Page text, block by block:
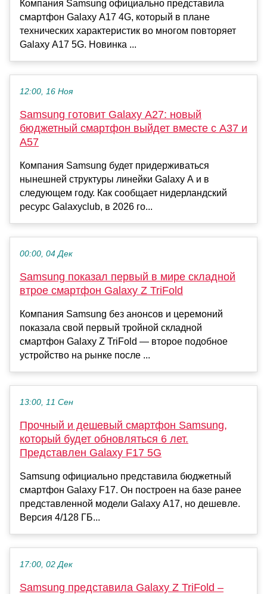
Компания Samsung официально представила
смартфон Galaxy A17 4G, который в плане
технических характеристик во многом повторяет
Galaxy A17 5G. Новинка ...
12:00, 16 Ноя
Samsung готовит Galaxy A27: новый
бюджетный смартфон выйдет вместе с A37 и
A57
Компания Samsung будет придерживаться
нынешней структуры линейки Galaxy A и в
следующем году. Как сообщает нидерландский
ресурс Galaxyclub, в 2026 го...
00:00, 04 Дек
Samsung показал первый в мире складной
втрое смартфон Galaxy Z TriFold
Компания Samsung без анонсов и церемоний
показала свой первый тройной складной
смартфон Galaxy Z TriFold — второе подобное
устройство на рынке после ...
13:00, 11 Сен
Прочный и дешевый смартфон Samsung,
который будет обновляться 6 лет.
Представлен Galaxy F17 5G
Samsung официально представила бюджетный
смартфон Galaxy F17. Он построен на базе ранее
представленной модели Galaxy A17, но дешевле.
Версия 4/128 ГБ...
17:00, 02 Дек
Samsung представила Galaxy Z TriFold –